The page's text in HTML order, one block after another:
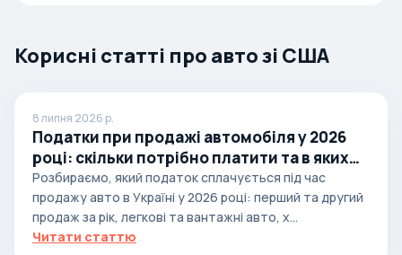
Корисні статті про авто зі США
8 липня 2026 р.
Податки при продажі автомобіля у 2026
році: скільки потрібно платити та в яких
випадках
Розбираємо, який податок сплачується під час
продажу авто в Україні у 2026 році: перший та другий
продаж за рік, легкові та вантажні авто, х...
Читати статтю